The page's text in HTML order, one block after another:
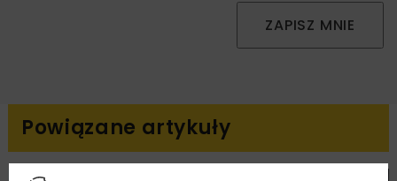
ZAPISZ MNIE
Powiązane artykuły